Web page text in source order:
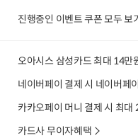
진행중인 이벤트 쿠폰 모두 보
오아시스 삼성카드 최대 14만
네이버페이 결제 시 네이버페
카카오페이 머니 결제 시 최대
카드사 무이자혜택